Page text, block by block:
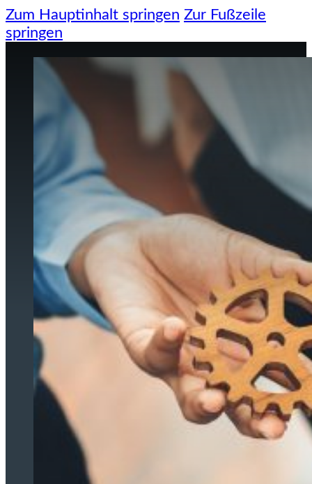
Zum Hauptinhalt springen Zur Fußzeile
springen
WIR ÜBER UNS
KONTAKT
MARKEN
EN
DE